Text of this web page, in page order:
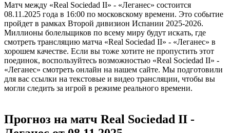
Матч между «Real Sociedad II» - «Леганес» состоится
08.11.2025 года в 16:00 по московскому времени. Это событие
пройдет в рамках Второй дивизион Испании 2025-2026.
Миллионы болельщиков по всему миру будут искать, где
смотреть трансляцию матча «Real Sociedad II» - «Леганес» в
хорошем качестве. Если вы тоже хотите не пропустить этот
поединок, воспользуйтесь возможностью «Real Sociedad II» -
«Леганес» смотреть онлайн на нашем сайте. Мы подготовили
для вас ссылки на текстовые и видео трансляции, чтобы вы
могли следить за игрой в режиме реального времени.
Прогноз на матч Real Sociedad II -